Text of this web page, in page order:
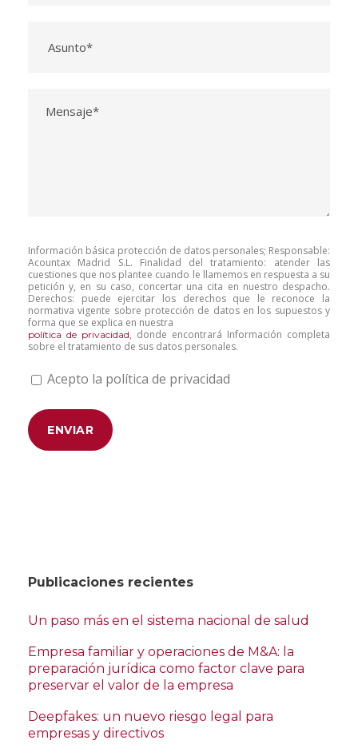
Información básica protección de datos personales; Responsable:
Acountax Madrid S.L. Finalidad del tratamiento: atender las
cuestiones que nos plantee cuando le llamemos en respuesta a su
petición y, en su caso, concertar una cita en nuestro despacho.
Derechos: puede ejercitar los derechos que le reconoce la
normativa vigente sobre protección de datos en los supuestos y
forma que se explica en nuestra
política de privacidad, donde encontrará Información completa
sobre el tratamiento de sus datos personales.
Acepto la política de privacidad
Publicaciones recientes
Un paso más en el sistema nacional de salud
Empresa familiar y operaciones de M&A: la
preparación jurídica como factor clave para
preservar el valor de la empresa
Deepfakes: un nuevo riesgo legal para
empresas y directivos